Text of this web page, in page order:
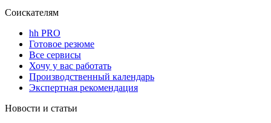
Соискателям
hh PRO
Готовое резюме
Все сервисы
Хочу у вас работать
Производственный календарь
Экспертная рекомендация
Новости и статьи